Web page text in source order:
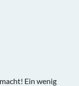
Ein wenig